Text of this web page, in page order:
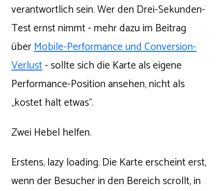
verantwortlich sein. Wer den Drei-Sekunden-
Test ernst nimmt - mehr dazu im Beitrag
überMobile-Performance und Conversion-
Verlust- sollte sich die Karte als eigene
Performance-Position ansehen, nicht als
„kostet halt etwas“.
Zwei Hebel helfen.
Erstens, lazy loading. Die Karte erscheint erst,
wenn der Besucher in den Bereich scrollt, in